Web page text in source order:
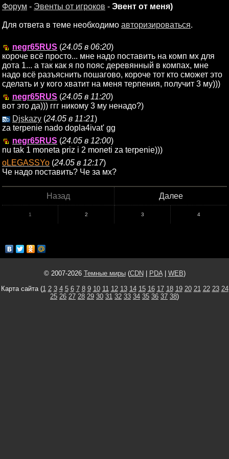
Форум - Эвенты от игроков - Эвент от меня)
Для ответа в теме необходимо авторизироваться.
negr65RUS (24.05 в 06:20)
короче всё просто... мне надо поставить на комп мх для
дота 1... а так как я по пояс деревянный в компах, мне
надо всё разъяснить пошагово, короче тот кто сможет это
сделать и у кого хватит на меня терпения, получит 3 му)))
negr65RUS (24.05 в 11:20)
вот это да))) ггг никому 3 му ненадо?)
Djskazy (24.05 в 11:21)
za terpenie nado dopla4ivat' gg
negr65RUS (24.05 в 12:00)
nu tak 1 moneta priz i 2 moneti za terpenie)))
oLEGASSYo (24.05 в 12:17)
Че надо поставить? Че за мх?
Назад Далее
1 2 3 4
© 2007-2026 Темные миры(CDN PDA| WEB)
Карта сайта (1 2 3 4 5 6 7 8 9 10 11 12 13 14 15 16 17 18 19 20 21 22 23 24
25 26 27 28 29 30 31 32 33 34 35 36 37 38)